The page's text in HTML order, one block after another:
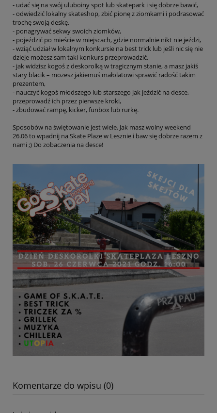
- udać się na swój uluboiny spot lub skatepark i się dobrze bawić,
- odwiedzić lokalny skateshop, zbić pionę z ziomkami i podrasować
trochę swoją deskę,
- ponagrywać sekwy swoich ziomków,
- pojeździć po mieście w miejscach, gdzie normalnie nikt nie jeździ,
- wziąć udział w lokalnym konkursie na best trick lub jeśli nic się nie
dzieje możesz sam taki konkurs przeprowadzić,
- jak widzisz kogoś z deskorolką w tragicznym stanie, a masz jakiś
stary blacik – możesz jakiemuś małolatowi sprawić radość takim
prezentem,
- nauczyć kogoś młodszego lub starszego jak jeździć na desce,
przeprowadź ich przez pierwsze kroki,
- zbudować rampę, kicker, funbox lub rurkę.
Sposobów na świętowanie jest wiele. Jak masz wolny weekend
26.06 to wpadnij na Skate Plaze w Lesznie i baw się dobrze razem z
nami ;) Do zobaczenia na desce!
Komentarze do wpisu (0)